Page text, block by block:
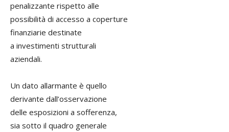
penalizzante rispetto alle
possibilità di accesso a coperture
finanziarie destinate
a investimenti strutturali
aziendali.
Un dato allarmante è quello
derivante dall’osservazione
delle esposizioni a sofferenza,
sia sotto il quadro generale